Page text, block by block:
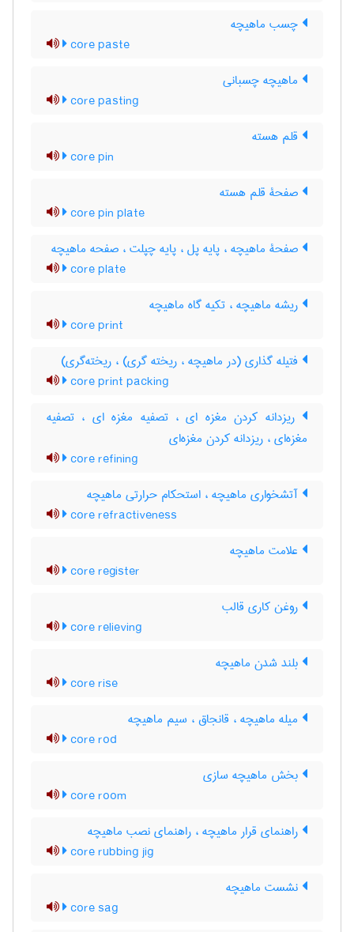
چسب ماهیچه
core paste
ماهیچه چسبانی
core pasting
قلم هسته
core pin
صفحۀ قلم هسته
core pin plate
صفحۀ ماهیچه ، پایه پل ، پایه چپلت ، صفحه ماهیچه
core plate
ریشه ماهیچه ، تکیه گاه ماهیچه
core print
فتیله گذاری (در ماهیچه ، ریخته گری) ، ریخته‌گری)
core print packing
ریزدانه کردن مغزه ای ، تصفیه مغزه ای ، تصفیه
مغزه‌ای ، ریزدانه کردن مغزه‌ای
core refining
آتشخواری ماهیچه ، استحکام حرارتی ماهیچه
core refractiveness
علامت ماهیچه
core register
روغن کاری قالب
core relieving
بلند شدن ماهیچه
core rise
میله ماهیچه ، قانجاق ، سیم ماهیچه
core rod
بخش ماهیچه سازی
core room
راهنمای قرار ماهیچه ، راهنمای نصب ماهیچه
core rubbing jig
نشست ماهیچه
core sag